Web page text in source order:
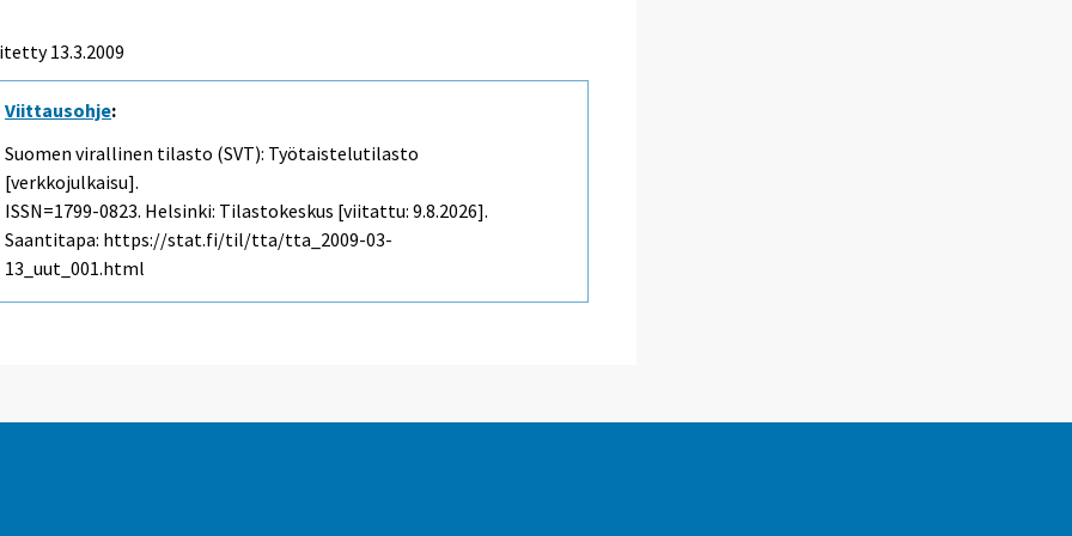
13.3.2009
Viittausohje:
Suomen virallinen tilasto (SVT): Työtaistelutilasto
[verkkojulkaisu].
ISSN=1799-0823. Helsinki: Tilastokeskus [viitattu: 9.8.2026].
Saantitapa: https://stat.fi/til/tta/tta_2009-03-
13_uut_001.html